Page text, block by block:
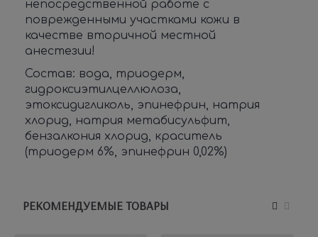
непосредственной работе с
поврежденными участками кожи в
качестве вторичной местной
анестезии!
Состав: вода, триодерм,
гидроксиэтилцеллюлоза,
этоксидигликоль, эпинефрин, натрия
хлорид, натрия метабисульфит,
бензалкония хлорид, краситель
(триодерм 6%, эпинефрин 0,02%)
РЕКОМЕНДУЕМЫЕ ТОВАРЫ